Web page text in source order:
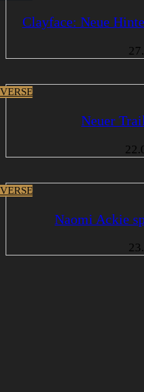
Clayface: Neue
Neuer
Naomi Ackie